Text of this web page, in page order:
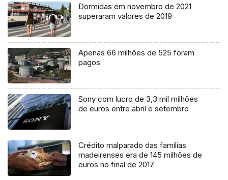
Dormidas em novembro de 2021
superaram valores de 2019
Apenas 66 milhões de 525 foram
pagos
Sony com lucro de 3,3 mil milhões
de euros entre abril e setembro
Crédito malparado das famílias
madeirenses era de 145 milhões de
euros no final de 2017